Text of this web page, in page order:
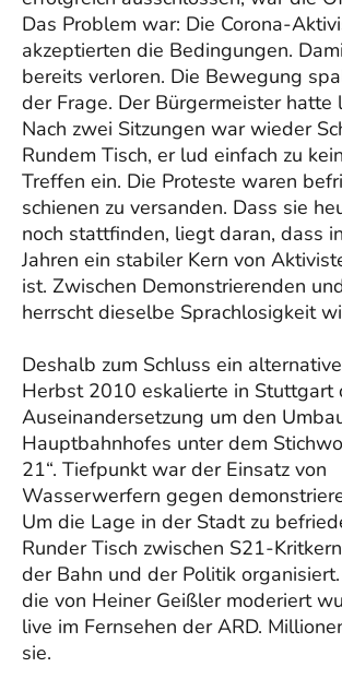
Das Problem war: Die Corona-
akzeptierten die Bedingungen.
bereits verloren. Die Bewegung
der Frage. Der Bürgermeister hatte
Nach zwei Sitzungen war wieder
Rundem Tisch, er lud einfach zu
Treffen ein. Die Proteste waren
schienen zu versanden. Dass sie
noch stattfinden, liegt daran, dass
Jahren ein stabiler Kern von
ist. Zwischen Demonstrierenden
herrscht dieselbe Sprachlosigkeit
Deshalb zum Schluss ein
Herbst 2010 eskalierte in Stuttgart
Auseinandersetzung um den
Hauptbahnhofes unter dem
21“. Tiefpunkt war der Einsatz von
Wasserwerfern gegen
Um die Lage in der Stadt zu
Runder Tisch zwischen S21-
der Bahn und der Politik
die von Heiner Geißler moderiert
live im Fernsehen der ARD.
sie.